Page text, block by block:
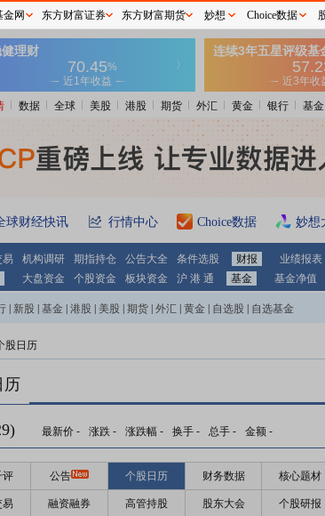
数据 全球 美股 港股 期货 外汇 黄金 银行 基金
球财经快讯 行情中心 Choice数据 妙想
易 机构调研 期指持仓 公告大全 条件选股 财报 业绩报表
大盘资金 个股资金 板块资金 沪 港 通 基金 基金净值
新股 基金 港股 美股 期货 外汇 黄金 自选股 自选基金
股日历
历
最新价 - 涨跌 - 涨跌幅 - 换手 - 总手 - 金额 -
评 公告 个股日历 财务数据 核心题材
易 融资融券 高管持股 股东大会 个股研报
金网 东方财富证券 东方财富期货 妙想 Choice数据